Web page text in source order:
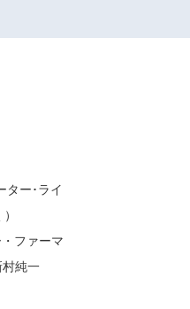
ター･ライ
基づく）
ファーマ
純一